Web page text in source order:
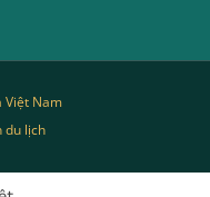
Việt Nam
du lịch